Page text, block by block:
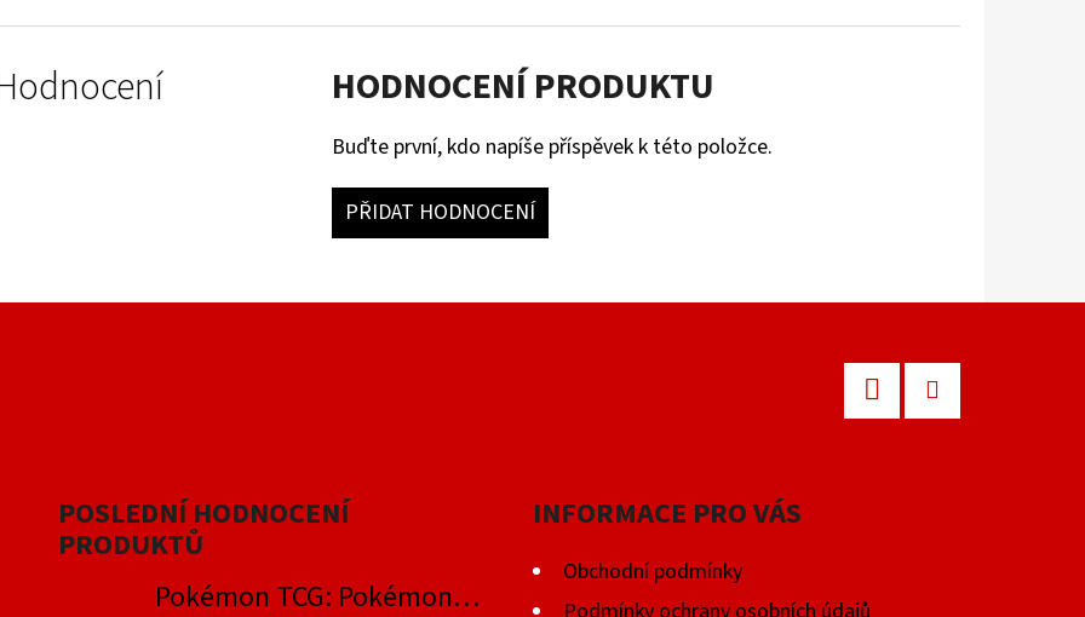
HODNOCENÍ PRODUKTU
Buďte první, kdo napíše příspěvek k této položce.
PŘIDAT HODNOCENÍ
POSLEDNÍ HODNOCENÍ
PRODUKTŮ
Pokémon TCG: Pokémon GO Elite Trainer Box
INFORMACE PRO VÁS
Obchodní podmínky